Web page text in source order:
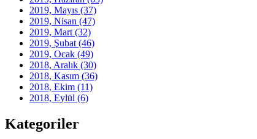
2019, Mayıs (37)
2019, Nisan (47)
2019, Mart (32)
2019, Şubat (46)
2019, Ocak (49)
2018, Aralık (30)
2018, Kasım (36)
2018, Ekim (11)
2018, Eylül (6)
Kategoriler